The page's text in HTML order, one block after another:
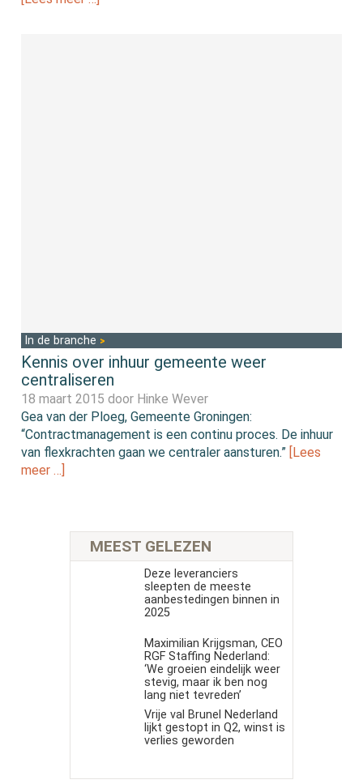
In de branche
Kennis over inhuur gemeente weer
centraliseren
18 maart 2015 door Hinke Wever
Gea van der Ploeg, Gemeente Groningen:
“Contractmanagement is een continu proces. De inhuur
van flexkrachten gaan we centraler aansturen.” [Lees
meer …]
MEEST GELEZEN
Deze leveranciers
sleepten de meeste
aanbestedingen binnen in
2025
Maximilian Krijgsman, CEO
RGF Staffing Nederland:
‘We groeien eindelijk weer
stevig, maar ik ben nog
lang niet tevreden’
Vrije val Brunel Nederland
lijkt gestopt in Q2, winst is
verlies geworden